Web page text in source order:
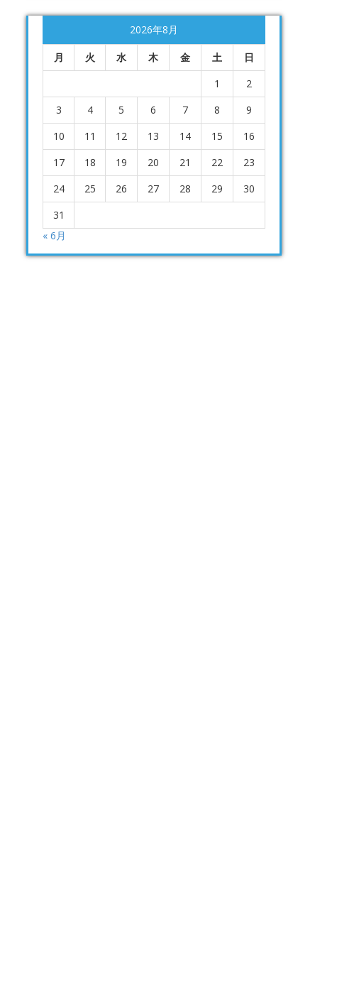
2026年8月
月 火 水 木 金 土
日
1
2
3
4 5 6 7 8
9
10
11 12 13 14 15
16
17
18 19 20 21 22
23
24
25 26 27 28 29
30
31
« 6月